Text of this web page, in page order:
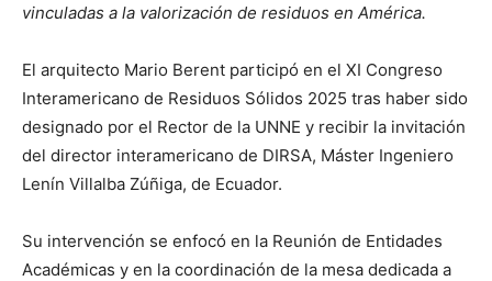
vinculadas a la valorización de residuos en América.
El arquitecto Mario Berent participó en el XI Congreso
Interamericano de Residuos Sólidos 2025 tras haber sido
designado por el Rector de la UNNE y recibir la invitación
del director interamericano de DIRSA, Máster Ingeniero
Lenín Villalba Zúñiga, de Ecuador.
Su intervención se enfocó en la Reunión de Entidades
Académicas y en la coordinación de la mesa dedicada a